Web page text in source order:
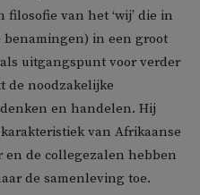
van het ‘wij’ die in
in een groot
uitgangspunt voor verder
de noodzakelijke
en handelen. Hij
van Afrikaanse
en de collegezalen hebben
de samenleving toe.